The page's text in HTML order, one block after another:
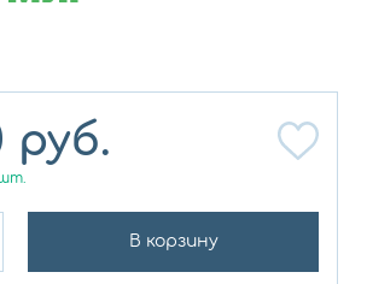
руб.
В корзину